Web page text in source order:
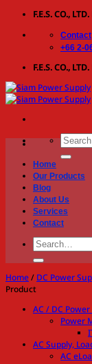
content
F.E.S. CO.,
Contact
+66 2-
F.E.S. CO.,
Search
for:
Home
Our Products
Blog
About Us
Services
Contact
Search
for:
Home/ DC Power
Product
AC / DC
Power
AC Supply,
AC